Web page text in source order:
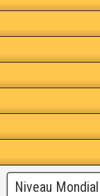
Niveau Mondial